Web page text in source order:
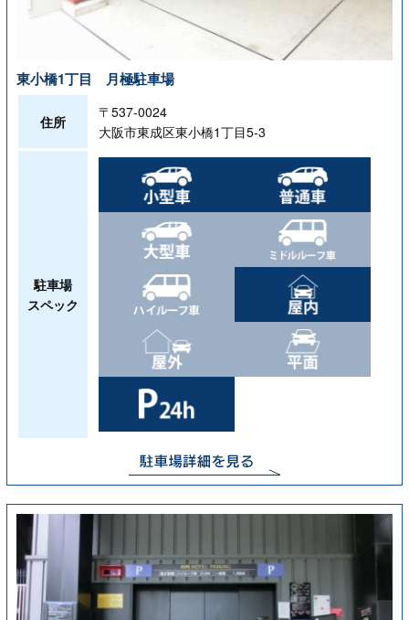
東小橋1丁目 月極駐車場
住所
〒537-0024
大阪市東成区東小橋1丁目5-3
駐車場
スペック